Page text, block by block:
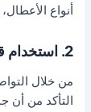
أنواع
2. استخدام قطع غيار أصلية
من خلال
التأكد من أن